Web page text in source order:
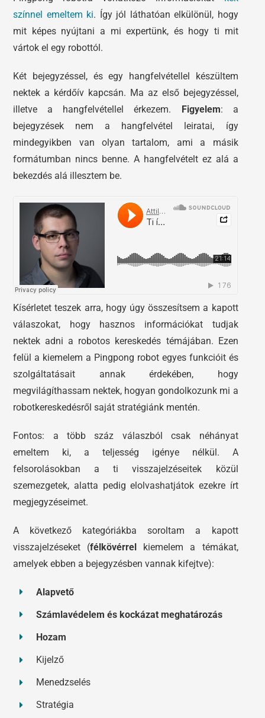
színnel emeltem ki. Így jól láthatóan elkülönül, hogy
mit képes nyújtani a mi expertünk, és hogy ti mit
vártok el egy robottól.
Két bejegyzéssel, és egy hangfelvétellel készültem
nektek a kérdőív kapcsán. Ma az első bejegyzéssel,
illetve a hangfelvétellel érkezem. Figyelem: a
bejegyzések nem a hangfelvétel leiratai, így
mindegyikben van olyan tartalom, ami a másik
formátumban nincs benne. A hangfelvételt ez alá a
bekezdés alá illesztem be.
Kísérletet teszek arra, hogy úgy összesítsem a kapott
válaszokat, hogy hasznos információkat tudjak
nektek adni a robotos kereskedés témájában. Ezen
felül a kiemelem a Pingpong robot egyes funkcióit és
szolgáltatásait annak érdekében, hogy
megvilágíthassam nektek, hogyan gondolkozunk mi a
robotkereskedésről saját stratégiánk mentén.
Fontos: a több száz válaszból csak néhányat
emeltem ki, a teljesség igénye nélkül. A
felsorolásokban a ti visszajelzéseitek közül
szemezgetek, alatta pedig elolvashatjátok ezekre írt
megjegyzéseimet.
A következő kategóriákba soroltam a kapott
visszajelzéseket (félkövérrel kiemelem a témákat,
amelyek ebben a bejegyzésben vannak kifejtve):
Alapvető
Számlavédelem és kockázat meghatározás
Hozam
Kijelző
Menedzselés
Stratégia